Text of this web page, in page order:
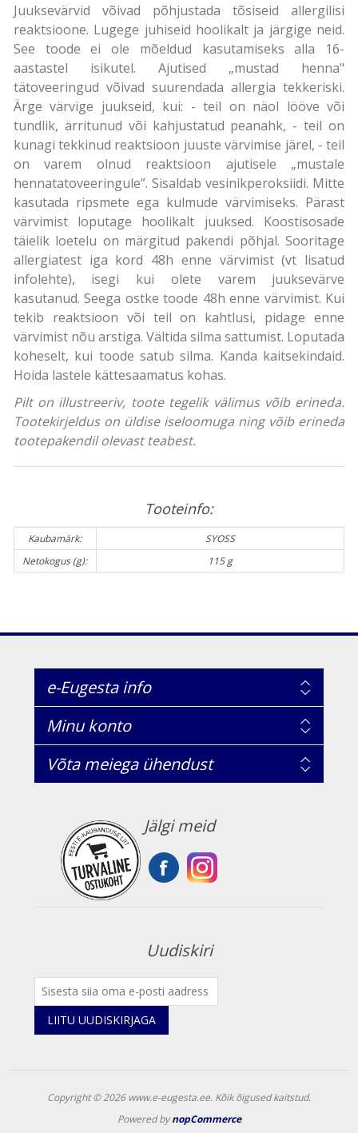
Juuksevärvid võivad põhjustada tõsiseid allergilisi
reaktsioone. Lugege juhiseid hoolikalt ja järgige neid.
See toode ei ole mõeldud kasutamiseks alla 16-
aastastel isikutel. Ajutised „mustad henna"
tätoveeringud võivad suurendada allergia tekkeriski.
Ärge värvige juukseid, kui: - teil on näol lööve või
tundlik, ärritunud või kahjustatud peanahk, - teil on
kunagi tekkinud reaktsioon juuste värvimise järel, - teil
on varem olnud reaktsioon ajutisele „mustale
hennatatoveeringule”. Sisaldab vesinikperoksiidi. Mitte
kasutada ripsmete ega kulmude värvimiseks. Pärast
värvimist loputage hoolikalt juuksed. Koostisosade
täielik loetelu on märgitud pakendi põhjal. Sooritage
allergiatest iga kord 48h enne värvimist (vt lisatud
infolehte), isegi kui olete varem juuksevärve
kasutanud. Seega ostke toode 48h enne värvimist. Kui
tekib reaktsioon või teil on kahtlusi, pidage enne
värvimist nõu arstiga. Vältida silma sattumist. Loputada
koheselt, kui toode satub silma. Kanda kaitsekindaid.
Hoida lastele kättesaamatus kohas.
Pilt on illustreeriv, toote tegelik välimus võib erineda.
Tootekirjeldus on üldise iseloomuga ning võib erineda
tootepakendil olevast teabest.
Tooteinfo:
Kaubamärk:
SYOSS
Netokogus (g):
115 g
e-Eugesta info
Minu konto
Võta meiega ühendust
Jälgi meid
Uudiskiri
LIITU UUDISKIRJAGA
Copyright © 2026 www.e-eugesta.ee. Kõik õigused kaitstud.
Powered bynopCommerce